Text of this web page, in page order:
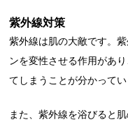
紫外線対策
紫外線は肌の大敵です。
ンを変性させる作用があ
てしまうことが分かってい
また、紫外線を浴びると